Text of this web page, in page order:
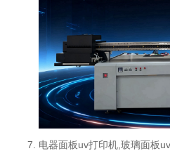
电器面板uv打印机,玻璃面板